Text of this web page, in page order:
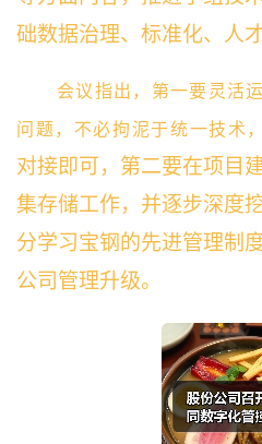
础数据治理、标准化、人
会议指出，第一要灵活
问题，不必拘泥于统一技术
对接即可，第二要在项目
集存储工作，并逐步深度
分学习宝钢的先进管理制
公司管理升级。